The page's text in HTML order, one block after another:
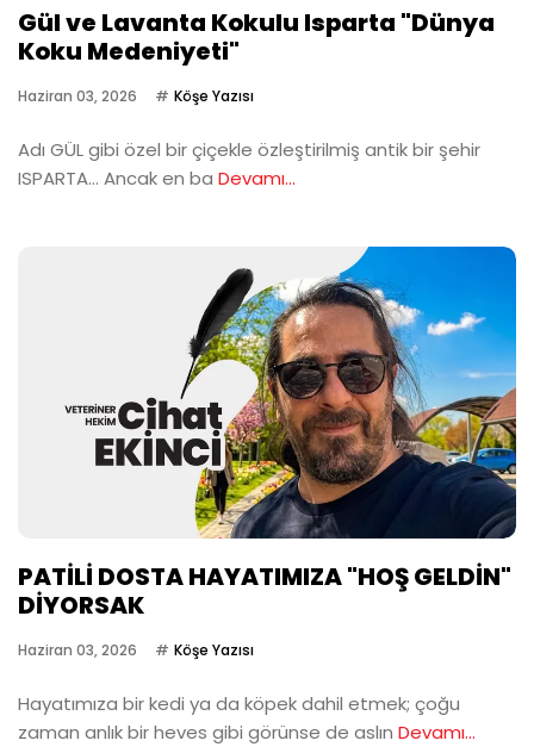
Gül ve Lavanta Kokulu Isparta "Dünya
Koku Medeniyeti"
Haziran 03, 2026 Köşe Yazısı
Adı GÜL gibi özel bir çiçekle özleştirilmiş antik bir şehir
ISPARTA… Ancak en ba Devamı...
PATİLİ DOSTA HAYATIMIZA "HOŞ GELDİN"
DİYORSAK
Haziran 03, 2026 Köşe Yazısı
Hayatımıza bir kedi ya da köpek dahil etmek; çoğu
zaman anlık bir heves gibi görünse de aslın Devamı...